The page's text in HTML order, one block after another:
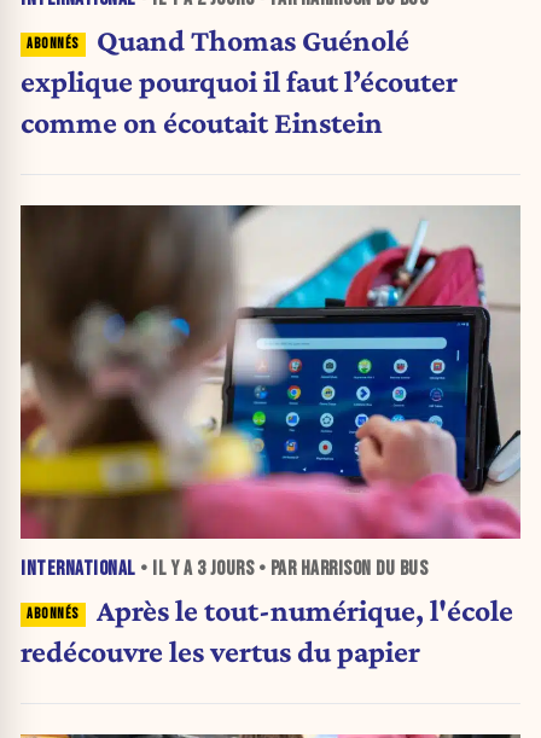
Quand Thomas Guénolé
explique pourquoi il faut l’écouter
comme on écoutait Einstein
INTERNATIONAL • IL Y A 3 JOURS• PAR HARRISON DU BUS
Après le tout-numérique, l'école
redécouvre les vertus du papier